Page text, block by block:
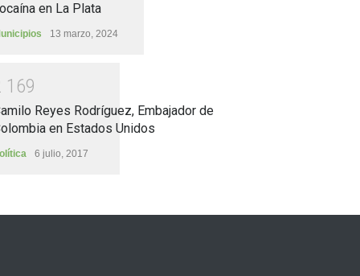
en La Plata
13 marzo, 2024
1 69
Reyes Rodríguez, Embajador de
en Estados Unidos
6 julio, 2017